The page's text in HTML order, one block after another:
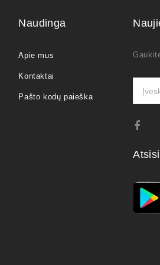
Naudinga
Apie mus
Kontaktai
Pašto kodų paieška